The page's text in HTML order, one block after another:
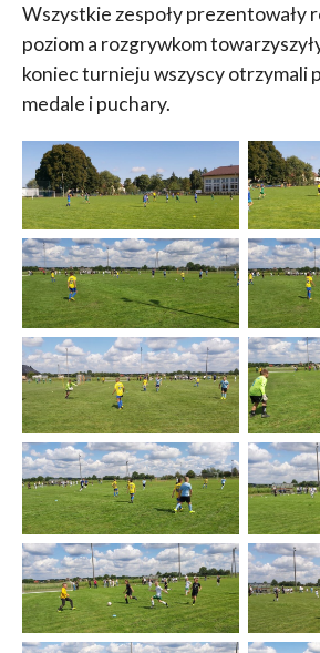
Wszystkie zespoły prezentowały
poziom a rozgrywkom
koniec turnieju wszyscy otrzymali
medale i puchary.